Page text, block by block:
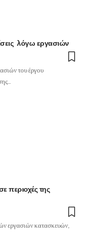
λόγω εργασιών
του έργου
περιοχές της
εργασιών κατασκευών,